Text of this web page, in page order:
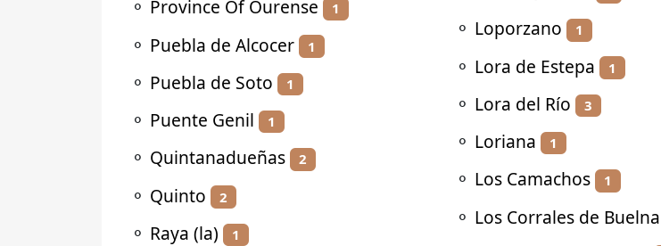
⚬ Province Of Ourense 1
⚬ Puebla de Alcocer 1
⚬ Puebla de Soto 1
⚬ Puente Genil 1
⚬ Quintanadueñas 2
⚬ Quinto 2
⚬ Raya (la) 1
⚬ Loporzano 1
⚬ Lora de Estepa 1
⚬ Lora del Río 3
⚬ Loriana 1
⚬ Los Camachos 1
⚬ Los Corrales de Buelna